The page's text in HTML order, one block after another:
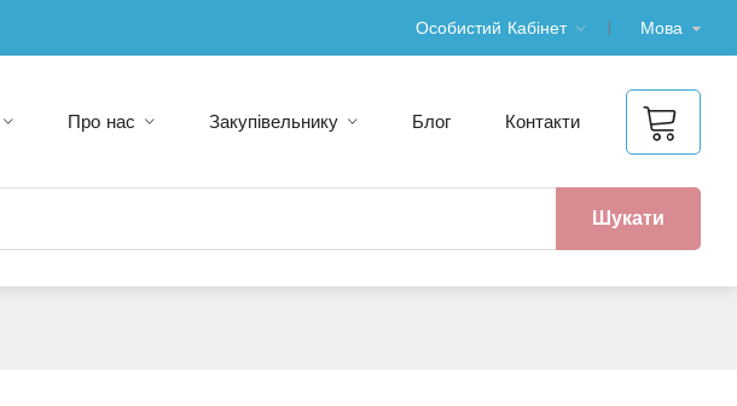
Особистий Кабінет Мова
Про нас Закупівельнику Блог Контакти
Шукати